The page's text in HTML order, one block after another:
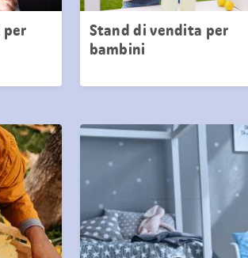
per
Stand di vendita per
bambini